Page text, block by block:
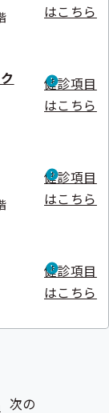
はこちら
健診項目
はこちら
健診項目
はこちら
健診項目
はこちら
次の